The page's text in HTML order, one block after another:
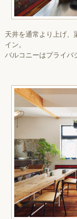
天井を通常より上げ、
イン。
バルコニーはプライバ